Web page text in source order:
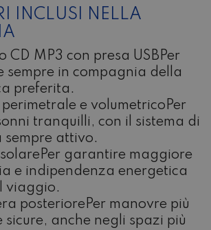
INCLUSI NELLA
CD MP3 con presa USBPer
sempre in compagnia della
preferita.
e volumetricoPer
tranquilli, con il sistema di
sempre attivo.
Per garantire maggiore
e indipendenza energetica
viaggio.
posteriorePer manovre più
sicure, anche negli spazi più